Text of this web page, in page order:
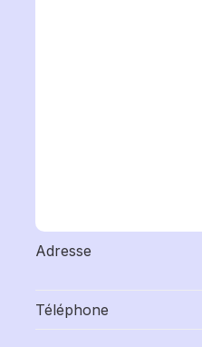
Adresse
Téléphone